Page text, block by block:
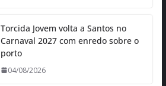
Torcida Jovem volta a Santos no
Carnaval 2027 com enredo sobre o
porto
04/08/2026